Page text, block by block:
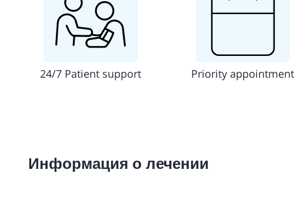
24/7 Patient support Priority appointment
Информация о лечении